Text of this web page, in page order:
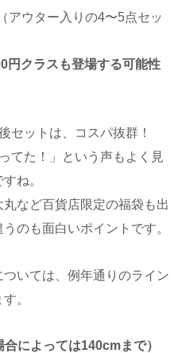
（アウター入りの4〜5点セッ
円クラスも登場する可能性
セットは、コスパ抜群！
てた！」という声もよく見
ね。
など百貨店限定の福袋も出
のも面白いポイントです。
いては、例年通りのライン
。
によっては140cmまで）